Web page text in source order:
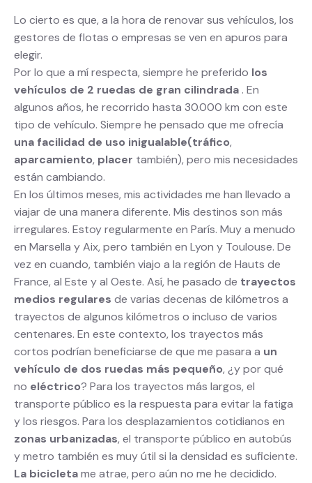
Lo cierto es que, a la hora de renovar sus vehículos, los
gestores de flotas o empresas se ven en apuros para
elegir.
Por lo que a mí respecta, siempre he preferido los
vehículos de 2 ruedas de gran cilindrada . En
algunos años, he recorrido hasta 30.000 km con este
tipo de vehículo. Siempre he pensado que me ofrecía
una facilidad de uso inigualable(tráfico,
aparcamiento, placer también), pero mis necesidades
están cambiando.
En los últimos meses, mis actividades me han llevado a
viajar de una manera diferente. Mis destinos son más
irregulares. Estoy regularmente en París. Muy a menudo
en Marsella y Aix, pero también en Lyon y Toulouse. De
vez en cuando, también viajo a la región de Hauts de
France, al Este y al Oeste. Así, he pasado de trayectos
medios regulares de varias decenas de kilómetros a
trayectos de algunos kilómetros o incluso de varios
centenares. En este contexto, los trayectos más
cortos podrían beneficiarse de que me pasara a un
vehículo de dos ruedas más pequeño, ¿y por qué
no eléctrico? Para los trayectos más largos, el
transporte público es la respuesta para evitar la fatiga
y los riesgos. Para los desplazamientos cotidianos en
zonas urbanizadas, el transporte público en autobús
y metro también es muy útil si la densidad es suficiente.
La bicicletame atrae, pero aún no me he decidido.